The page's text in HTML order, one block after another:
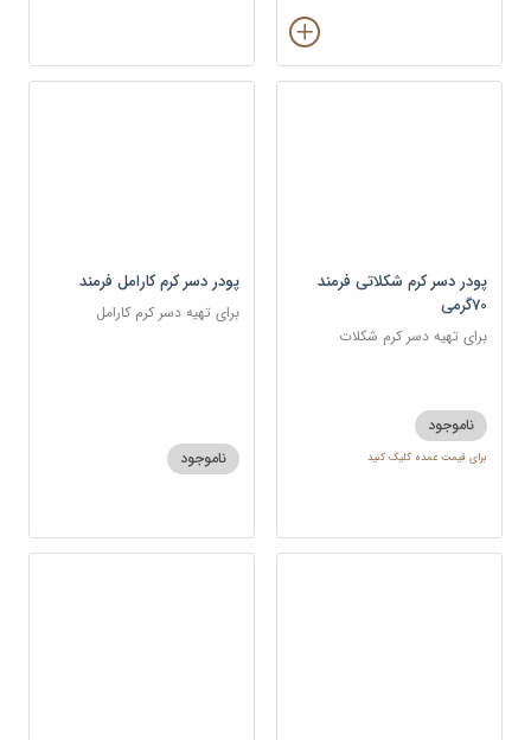
پودر دسر کرم شکلاتی فرمند
70گرمی
برای تهیه دسر کرم شکلات
ناموجود
برای قیمت عمده کلیک کنید
پودر دسر کرم کارامل فرمند
برای تهیه دسر کرم کارامل
ناموجود